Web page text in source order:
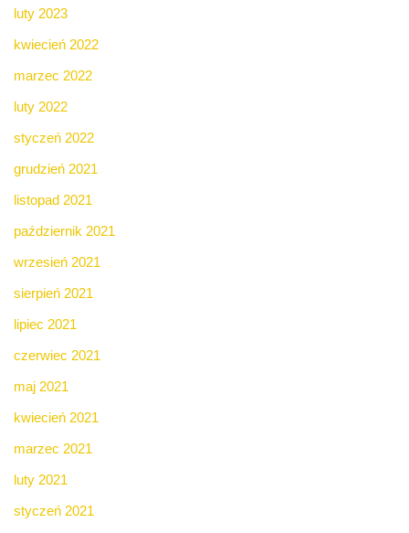
luty 2023
kwiecień 2022
marzec 2022
luty 2022
styczeń 2022
grudzień 2021
listopad 2021
październik 2021
wrzesień 2021
sierpień 2021
lipiec 2021
czerwiec 2021
maj 2021
kwiecień 2021
marzec 2021
luty 2021
styczeń 2021